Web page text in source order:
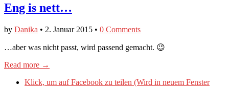
Eng is nett…
by Danika • 2. Januar 2015 • 0 Comments
…aber was nicht passt, wird passend gemacht. 😉
Read more →
Klick, um auf Facebook zu teilen (Wird in neuem Fenster